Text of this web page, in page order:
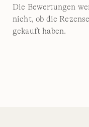
Die Bewertungen
nicht, ob die
gekauft haben.